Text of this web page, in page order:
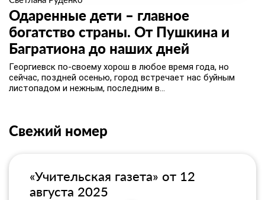
Одаренные дети – главное
богатство страны. От Пушкина и
Багратиона до наших дней
Георгиевск по-своему хорош в любое время года, но
сейчас, поздней осенью, город встречает нас буйным
листопадом и нежным, последним в...
Свежий номер
«Учительская газета» от 12
августа 2025